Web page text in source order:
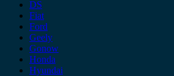
DS
Fiat
Ford
Geely
Gonow
Honda
Hyundai